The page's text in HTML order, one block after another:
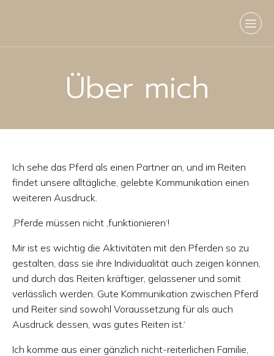
Über mich
Ich sehe das Pferd als einen Partner an, und im Reiten
findet unsere alltägliche, gelebte Kommunikation einen
weiteren Ausdruck.
‚Pferde müssen nicht ‚funktionieren‘!
Mir ist es wichtig die Aktivitäten mit den Pferden so zu
gestalten, dass sie ihre Individualität auch zeigen können,
und durch das Reiten kräftiger, gelassener und somit
verlässlich werden. Gute Kommunikation zwischen Pferd
und Reiter sind sowohl Voraussetzung für als auch
Ausdruck dessen, was gutes Reiten ist.‘
Ich komme aus einer gänzlich nicht-reiterlichen Familie,